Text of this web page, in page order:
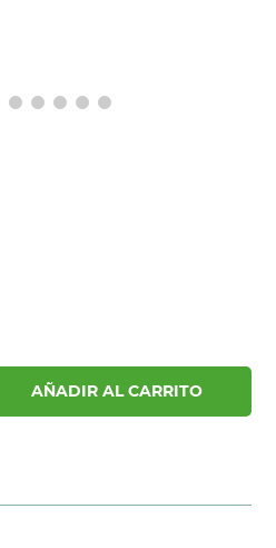
AÑADIR AL CARRITO